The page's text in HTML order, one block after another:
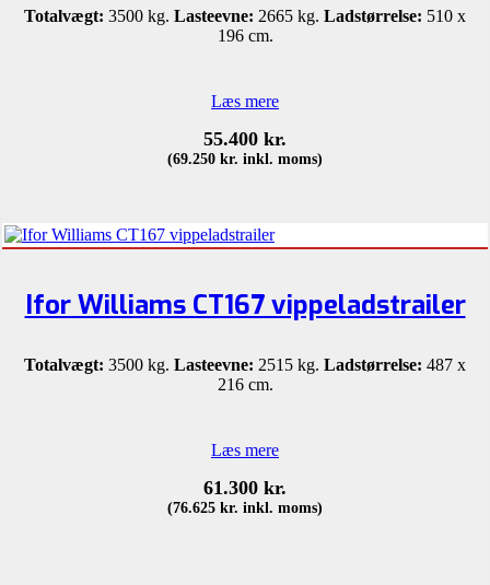
Totalvægt: 3500 kg. Lasteevne: 2665 kg. Ladstørrelse: 510 x
196 cm.
Læs mere
55.400 kr.
(69.250 kr. inkl. moms)
Ifor Williams CT167 vippeladstrailer
Totalvægt: 3500 kg. Lasteevne: 2515 kg. Ladstørrelse: 487 x
216 cm.
Læs mere
61.300 kr.
(76.625 kr. inkl. moms)